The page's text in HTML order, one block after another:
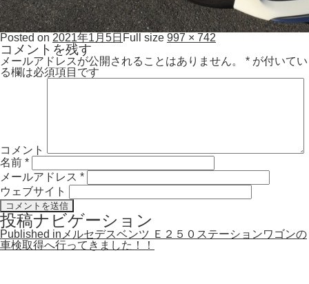
Posted on 2021年1月5日 Full size 997 × 742
コメントを残す
メールアドレスが公開されることはありません。 * が付いてい
る欄は必須項目です
コメント
名前 *
メールアドレス *
ウェブサイト
投稿ナビゲーション
Published in メルセデスベンツ Ｅ２５０ステーションワゴンの
車検取得へ行ってきました！！